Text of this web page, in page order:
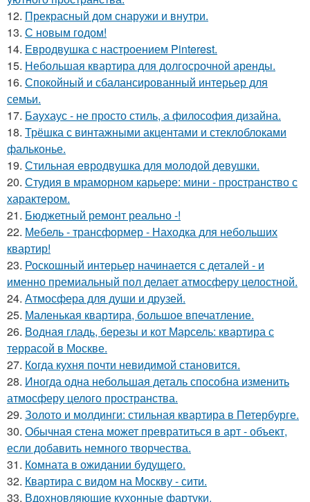
12. Прекрасный дом снаружи и внутри.
13. С новым годом!
14. Евродвушка с настроением Pinterest.
15. Небольшая квартира для долгосрочной аренды.
16. Спокойный и сбалансированный интерьер для
семьи.
17. Баухаус - не просто стиль, а философия дизайна.
18. Трёшка с винтажными акцентами и стеклоблоками
фальконье.
19. Стильная евродвушка для молодой девушки.
20. Студия в мраморном карьере: мини - пространство с
характером.
21. Бюджетный ремонт реально -!
22. Мебель - трансформер - Находка для небольших
квартир!
23. Роскошный интерьер начинается с деталей - и
именно премиальный пол делает атмосферу целостной.
24. Атмосфера для души и друзей.
25. Маленькая квартира, большое впечатление.
26. Водная гладь, березы и кот Марсель: квартира с
террасой в Москве.
27. Когда кухня почти невидимой становится.
28. Иногда одна небольшая деталь способна изменить
атмосферу целого пространства.
29. Золото и молдинги: стильная квартира в Петербурге.
30. Обычная стена может превратиться в арт - объект,
если добавить немного творчества.
31. Комната в ожидании будущего.
32. Квартира с видом на Москву - сити.
33. Вдохновляющие кухонные фартуки.